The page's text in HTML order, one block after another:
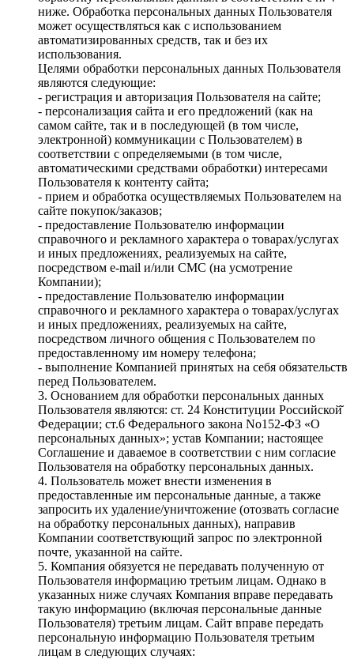
ниже. Обработка персональных данных Пользователя
может осуществляться как с использованием
автоматизированных средств, так и без их
использования.
Целями обработки персональных данных Пользователя
являются следующие:
- регистрация и авторизация Пользователя на сайте;
- персонализация сайта и его предложений (как на
самом сайте, так и в последующей (в том числе,
электронной) коммуникации с Пользователем) в
соответствии с определяемыми (в том числе,
автоматическими средствами обработки) интересами
Пользователя к контенту сайта;
- прием и обработка осуществляемых Пользователем на
сайте покупок/заказов;
- предоставление Пользователю информации
справочного и рекламного характера о товарах/услугах
и иных предложениях, реализуемых на сайте,
посредством e-mail и/или СМС (на усмотрение
Компании);
- предоставление Пользователю информации
справочного и рекламного характера о товарах/услугах
и иных предложениях, реализуемых на сайте,
посредством личного общения с Пользователем по
предоставленному им номеру телефона;
- выполнение Компанией принятых на себя обязательств
перед Пользователем.
3. Основанием для обработки персональных данных
Пользователя являются: ст. 24 Конституции Российской̆
Федерации; ст.6 Федерального закона No152-ФЗ «О
персональных данных»; устав Компании; настоящее
Соглашение и даваемое в соответствии с ним согласие
Пользователя на обработку персональных данных.
4. Пользователь может внести изменения в
предоставленные им персональные данные, а также
запросить их удаление/уничтожение (отозвать согласие
на обработку персональных данных), направив
Компании соответствующий запрос по электронной
почте, указанной на сайте.
5. Компания обязуется не передавать полученную от
Пользователя информацию третьим лицам. Однако в
указанных ниже случаях Компания вправе передавать
такую информацию (включая персональные данные
Пользователя) третьим лицам. Сайт вправе передать
персональную информацию Пользователя третьим
лицам в следующих случаях: